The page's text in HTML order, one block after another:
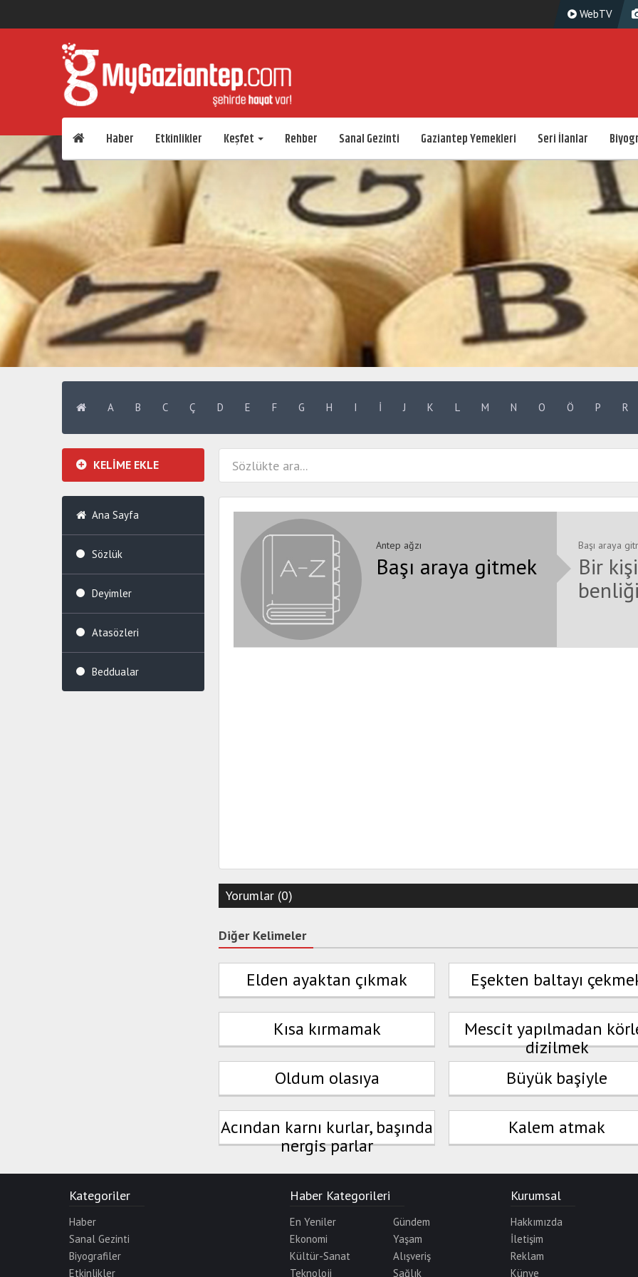
WebTV
Haber Etkinlikler Keşfet Rehber Sanal Gezinti Gaziantep Yemekleri Seri İlanlar
A B C Ç D E F G H I İ J K L M N O Ö P R
KELİME EKLE
Ana Sayfa
Sözlük
Deyimler
Atasözleri
Beddualar
Antep ağzı
Başı araya gitmek
Başı araya
Bir
Yorumlar (0)
Diğer Kelimeler
Elden ayaktan çıkmak Eşekten baltayı
Kısa kırmamak
Mescit yapılmadan
dizilmek
Oldum olasıya Büyük başiyle
Acından karnı kurlar, başında
nergis parlar
Kalem atmak
Kategoriler
Haber
Sanal Gezinti
Biyografiler
Etkinlikler
Haber Kategorileri
En Yeniler
Gündem
Ekonomi
Yaşam
Kültür-Sanat
Alışveriş
Teknoloji
Sağlık
Kurumsal
Hakkımızda
İletişim
Reklam
Künye